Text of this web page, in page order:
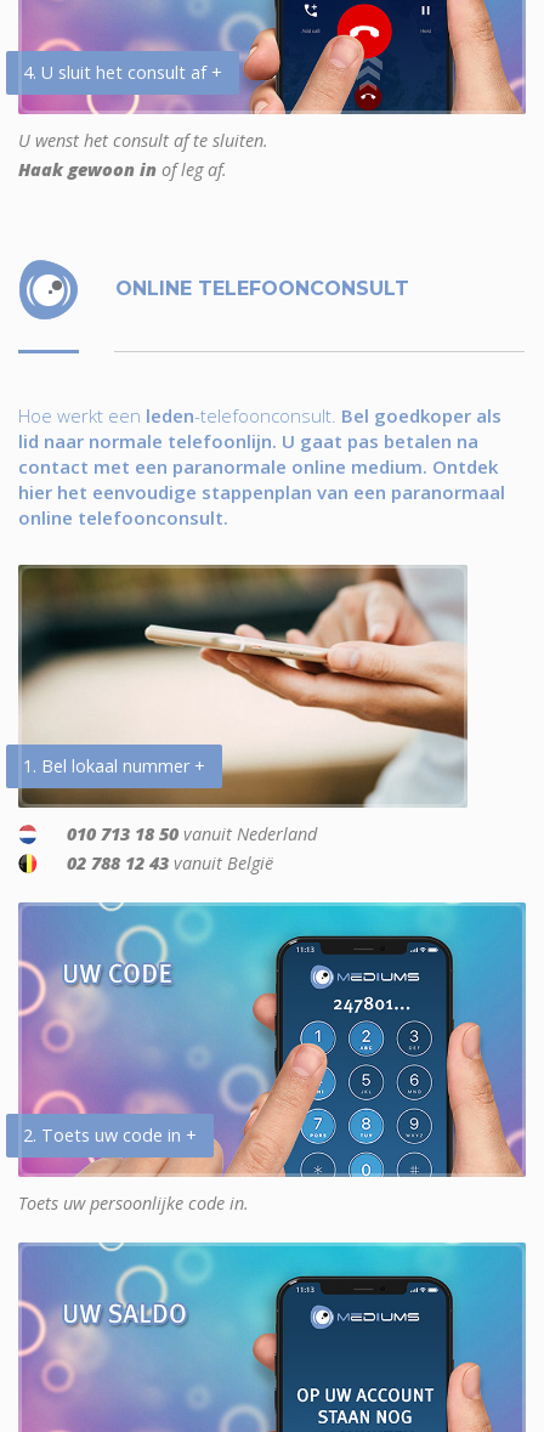
4. U sluit het consult af +
U wenst het consult af te sluiten.
Haak gewoon in of leg af.
ONLINE TELEFOONCONSULT
Hoe werkt een leden-telefoonconsult. Bel goedkoper als
lid naar normale telefoonlijn. U gaat pas betalen na
contact met een paranormale online medium. Ontdek
hier het eenvoudige stappenplan van een paranormaal
online telefoonconsult.
1. Bel lokaal nummer +
010 713 18 50 vanuit Nederland
02 788 12 43 vanuit België
2. Toets uw code in +
Toets uw persoonlijke code in.